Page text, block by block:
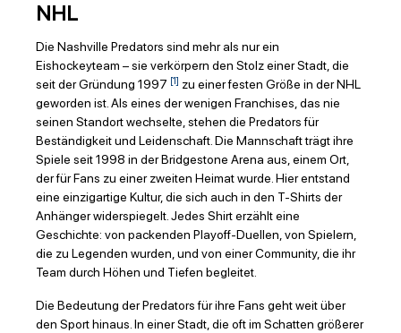
NHL
Die Nashville Predators sind mehr als nur ein
Eishockeyteam – sie verkörpern den Stolz einer Stadt, die
seit der Gründung 1997 [1] zu einer festen Größe in der NHL
geworden ist. Als eines der wenigen Franchises, das nie
seinen Standort wechselte, stehen die Predators für
Beständigkeit und Leidenschaft. Die Mannschaft trägt ihre
Spiele seit 1998 in der Bridgestone Arena aus, einem Ort,
der für Fans zu einer zweiten Heimat wurde. Hier entstand
eine einzigartige Kultur, die sich auch in den T-Shirts der
Anhänger widerspiegelt. Jedes Shirt erzählt eine
Geschichte: von packenden Playoff-Duellen, von Spielern,
die zu Legenden wurden, und von einer Community, die ihr
Team durch Höhen und Tiefen begleitet.
Die Bedeutung der Predators für ihre Fans geht weit über
den Sport hinaus. In einer Stadt, die oft im Schatten größerer